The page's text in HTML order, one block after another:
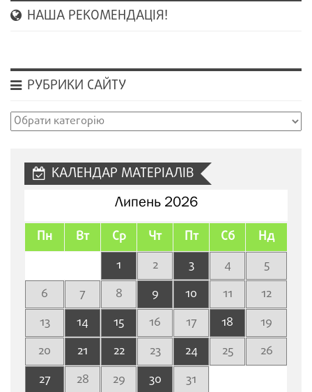
НАША РЕКОМЕНДАЦІЯ!
РУБРИКИ САЙТУ
Рубрики
КАЛЕНДАР МАТЕРІАЛІВ
Липень 2026
Пн Вт Ср Чт Пт Сб Нд
1 2 3 4
5
6
7 8 9 10 11
12
13
14 15 16 17 18
19
20
21 22 23 24 25
26
27
28 29 30 31